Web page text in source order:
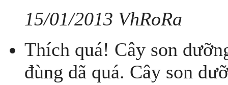
15/01/2013 VhRoRa
Thích quá! Cây son
đùng dã quá. Cây son